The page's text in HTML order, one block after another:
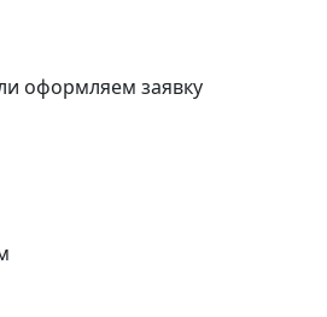
оформляем заявку